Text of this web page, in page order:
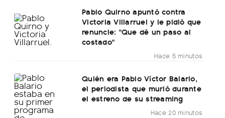
Pablo Quirno apuntó contra
Victoria Villarruel y le pidió que
renuncie: "Que dé un paso al
costado"
Hace 5 minutos
Quién era Pablo Víctor Balario,
el periodista que murió durante
el estreno de su streaming
Hace 20 minutos